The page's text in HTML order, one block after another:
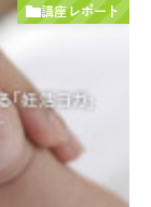
講座レポート